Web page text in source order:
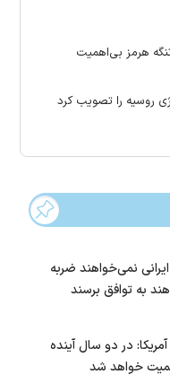
هرمز بی‌اهمیت
روسیه را تصویب کرد
نمی‌خواهند ضربه
به توافق برسند
در دو سال آینده
خواهد شد